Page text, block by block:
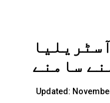
Updated: